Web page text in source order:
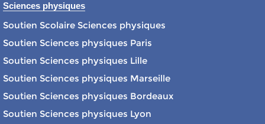
Sciences physiques
Soutien Scolaire Sciences physiques
Soutien Sciences physiques Paris
Soutien Sciences physiques Lille
Soutien Sciences physiques Marseille
Soutien Sciences physiques Bordeaux
Soutien Sciences physiques Lyon